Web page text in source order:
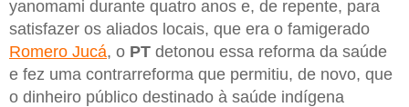
yanomami durante quatro anos e, de repente, para
satisfazer os aliados locais, que era o famigerado
Romero Jucá, o PT detonou essa reforma da saúde
e fez uma contrarreforma que permitiu, de novo, que
o dinheiro público destinado à saúde indígena